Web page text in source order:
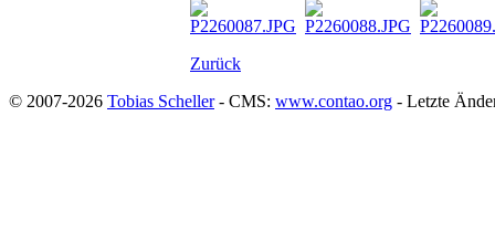
Zurück
© 2007-2026 Tobias Scheller- CMS: www.contao.org - Letzte